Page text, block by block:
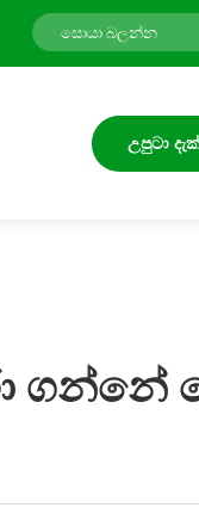
උපුටා
ගන්නේ